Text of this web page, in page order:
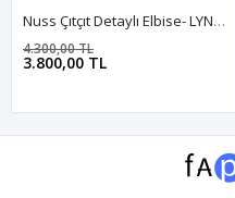
Nuss Çıtçıt Detaylı Elbise- LYN03816 Siyah
3.800,00 TL
4.300,00 TL